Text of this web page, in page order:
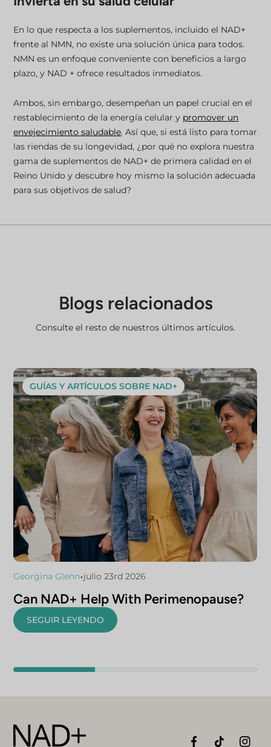
En lo que respecta a los suplementos, incluido el NAD+
frente al NMN, no existe una solución única para todos.
NMN es un enfoque conveniente con beneficios a largo
plazo, y NAD + ofrece resultados inmediatos.
Ambos, sin embargo, desempeñan un papel crucial en el
restablecimiento de la energía celular y promover un
envejecimiento saludable. Así que, si está listo para tomar
las riendas de su longevidad, ¿por qué no explora nuestra
gama de suplementos de NAD+ de primera calidad en el
Reino Unido y descubre hoy mismo la solución adecuada
para sus objetivos de salud?
Blogs relacionados
Consulte el resto de nuestros últimos artículos.
GUÍAS Y ARTÍCULOS SOBRE NAD+
Georgina Glenn•julio 23rd 2026
Can NAD+ Help With Perimenopause?
SEGUIR LEYENDO